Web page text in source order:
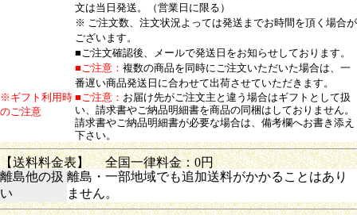
文は当日発送。（営業日に限る）
※ ご注文数、注文状況よっては発送までお時間を頂く場合が
ございます。
■ご注文確認後、メールで発送日をお知らせしております。
■ご注意： 複数の商品を同時にご注文いただいた場合は、一
番遅い商品発送日に合わせて出荷させていただきます。
※ギフト利用時
のご注意
■ご注意： お届け先がご注文主と違う場合はギフトとして扱
い、請求書やご納品明細書を商品の同梱はしておりません。
請求書やご納品明細書が必要な場合は、備考欄へお書き添え
下さい。
【送料料金表】全国一律料金：0円
離島他の扱
い
離島・一部地域でも追加送料がかかることはあり
ません。